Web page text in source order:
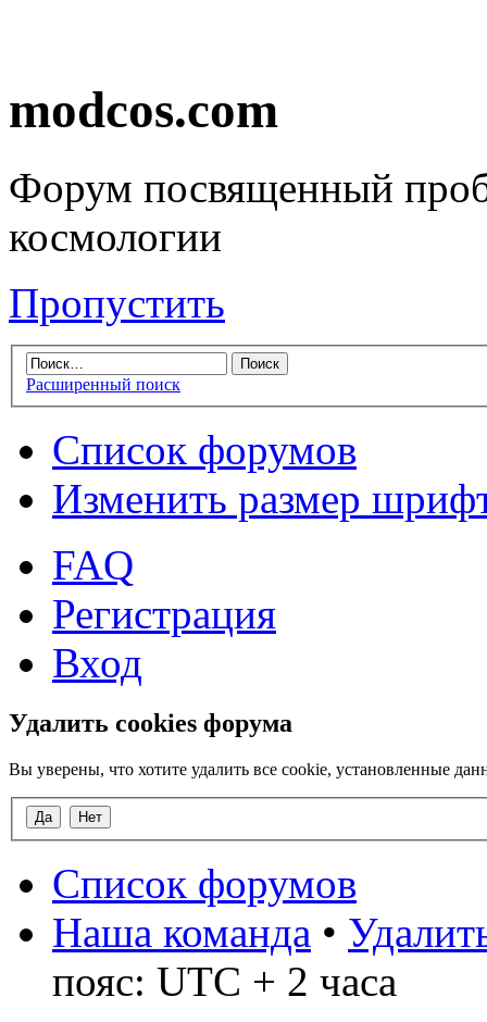
modcos.com
Форум посвященный
космологии
Пропустить
Расширенный поиск
Список форумов
Изменить размер
FAQ
Регистрация
Вход
Удалить cookies форума
Вы уверены, что хотите удалить все cookie, установленные
Список форумов
Наша команда •
пояс: UTC + 2 часа